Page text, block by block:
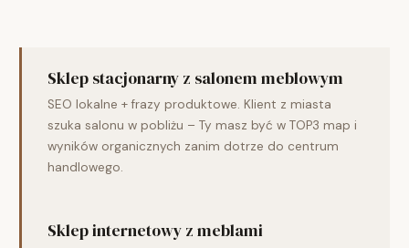
Sklep stacjonarny z salonem meblowym
SEO lokalne + frazy produktowe. Klient z miasta
szuka salonu w pobliżu – Ty masz być w TOP3 map i
wyników organicznych zanim dotrze do centrum
handlowego.
Sklep internetowy z meblami